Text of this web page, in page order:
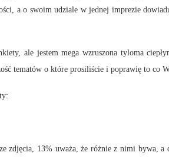
a o swoim udziale w jednej imprezie
ale jestem mega wzruszona tyloma
tematów o które prosiliście i poprawię to co
zdjęcia, 13% uważa, że różnie z nimi bywa,